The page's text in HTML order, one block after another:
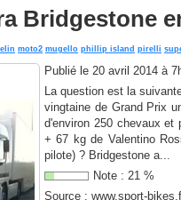
Bridgestone
moto2 mugello phillip island pirelli
Publié le 20 avril 2014 à
La question est la
vingtaine de Grand Prix
d'environ 250 chevaux et
+ 67 kg de Valentino
pilote) ? Bridgestone a...
Note : 21 %
Source : www.sport-